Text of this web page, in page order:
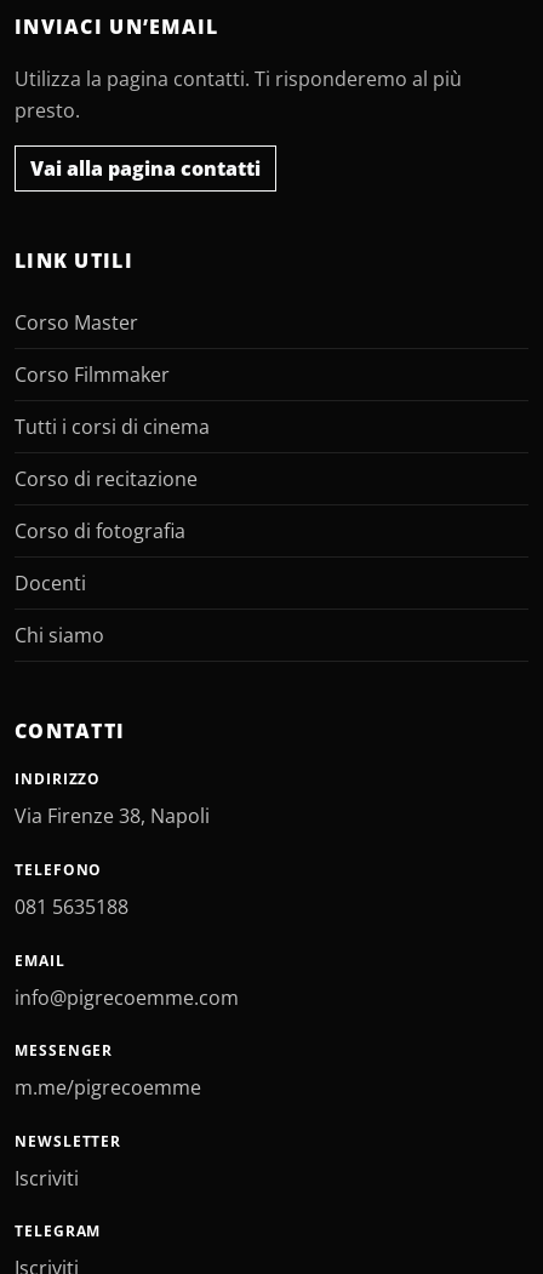
INVIACI UN’EMAIL
Utilizza la pagina contatti. Ti risponderemo al più
presto.
Vai alla pagina contatti
LINK UTILI
Corso Master
Corso Filmmaker
Tutti i corsi di cinema
Corso di recitazione
Corso di fotografia
Docenti
Chi siamo
CONTATTI
INDIRIZZO
Via Firenze 38, Napoli
TELEFONO
081 5635188
EMAIL
info@pigrecoemme.com
MESSENGER
m.me/pigrecoemme
NEWSLETTER
Iscriviti
TELEGRAM
Iscriviti